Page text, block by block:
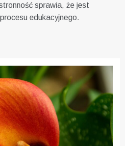
sprawia, że jest
edukacyjnego.